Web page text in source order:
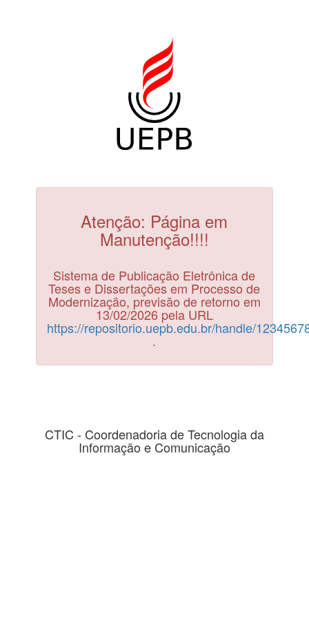
Atenção: Página em
Manutenção!!!!
Sistema de Publicação Eletrônica de
Teses e Dissertações em Processo de
Modernização, previsão de retorno em
13/02/2026 pela URL
https://repositorio.uepb.edu.br/handle/
.
CTIC - Coordenadoria de Tecnologia da
Informação e Comunicação